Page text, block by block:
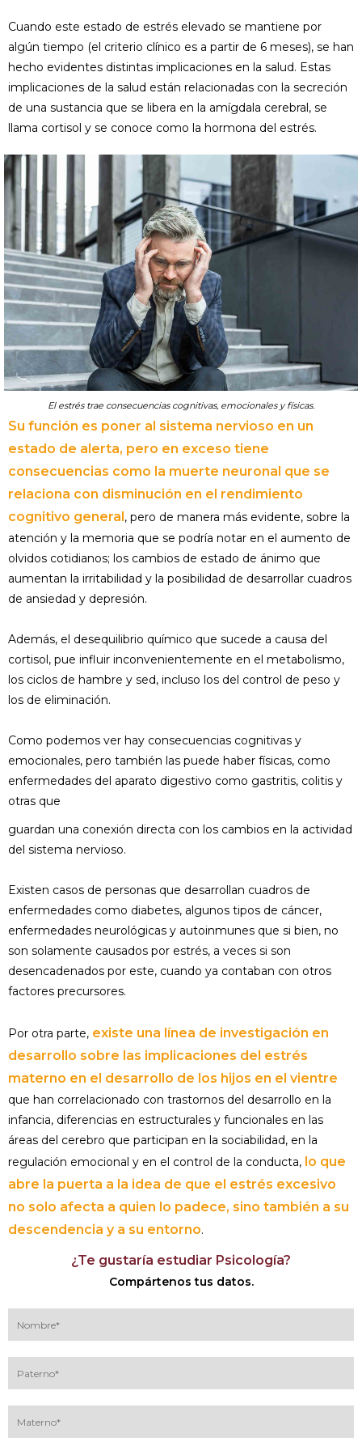
Cuando este estado de estrés elevado se mantiene por
algún tiempo (el criterio clínico es a partir de 6 meses), se han
hecho evidentes distintas implicaciones en la salud. Estas
implicaciones de la salud están relacionadas con la secreción
de una sustancia que se libera en la amígdala cerebral, se
llama cortisol y se conoce como la hormona del estrés.
El estrés trae consecuencias cognitivas, emocionales y físicas.
Su función es poner al sistema nervioso en un
estado de alerta, pero en exceso tiene
consecuencias como la muerte neuronal que se
relaciona con disminución en el rendimiento
cognitivo general, pero de manera más evidente, sobre la
atención y la memoria que se podría notar en el aumento de
olvidos cotidianos; los cambios de estado de ánimo que
aumentan la irritabilidad y la posibilidad de desarrollar cuadros
de ansiedad y depresión.
Además, el desequilibrio químico que sucede a causa del
cortisol, pue influir inconvenientemente en el metabolismo,
los ciclos de hambre y sed, incluso los del control de peso y
los de eliminación.
Como podemos ver hay consecuencias cognitivas y
emocionales, pero también las puede haber físicas, como
enfermedades del aparato digestivo como gastritis, colitis y
otras que
guardan una conexión directa con los cambios en la actividad
del sistema nervioso.
Existen casos de personas que desarrollan cuadros de
enfermedades como diabetes, algunos tipos de cáncer,
enfermedades neurológicas y autoinmunes que si bien, no
son solamente causados por estrés, a veces si son
desencadenados por este, cuando ya contaban con otros
factores precursores.
Por otra parte, existe una línea de investigación en
desarrollo sobre las implicaciones del estrés
materno en el desarrollo de los hijos en el vientre
que han correlacionado con trastornos del desarrollo en la
infancia, diferencias en estructurales y funcionales en las
áreas del cerebro que participan en la sociabilidad, en la
regulación emocional y en el control de la conducta, lo que
abre la puerta a la idea de que el estrés excesivo
no solo afecta a quien lo padece, sino también a su
descendencia y a su entorno.
¿Te gustaría estudiar Psicología?
Compártenos tus datos.